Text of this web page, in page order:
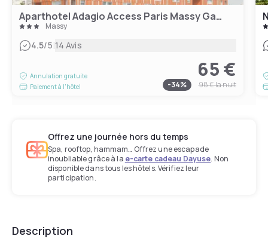
Aparthotel Adagio Access Paris Massy Gare TGV
Massy
4.5/5|14 Avis
Annulation gratuite
Paiement à l'hôtel
65 €
-34% 98 €la nuit
Offrez une journée hors du temps
Spa, rooftop, hammam… Offrez une escapade
inoubliable grâce à la e-carte cadeau Dayuse. Non
disponible dans tous les hôtels. Vérifiez leur
participation.
Description